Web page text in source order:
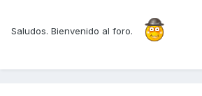
Saludos. Bienvenido al foro.